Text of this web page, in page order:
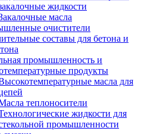
жидкости
масла
очистители
составы для бетона и
промышленность и
продукты
масла для
теплоносители
жидкости для
промышленности